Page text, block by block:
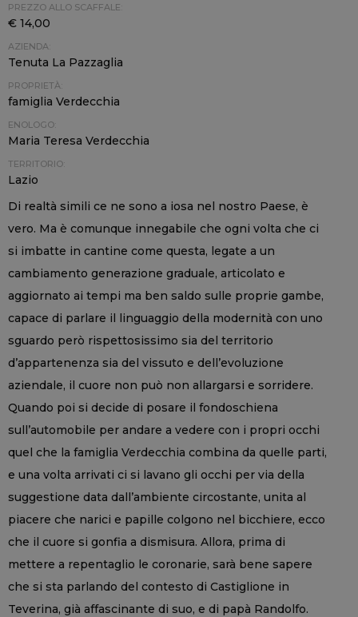
PREZZO ALLO SCAFFALE:
€ 14,00
AZIENDA:
Tenuta La Pazzaglia
PROPRIETÀ:
famiglia Verdecchia
ENOLOGO:
Maria Teresa Verdecchia
TERRITORIO:
Lazio
Di realtà simili ce ne sono a iosa nel nostro Paese, è
vero. Ma è comunque innegabile che ogni volta che ci
si imbatte in cantine come questa, legate a un
cambiamento generazione graduale, articolato e
aggiornato ai tempi ma ben saldo sulle proprie gambe,
capace di parlare il linguaggio della modernità con uno
sguardo però rispettosissimo sia del territorio
d’appartenenza sia del vissuto e dell’evoluzione
aziendale, il cuore non può non allargarsi e sorridere.
Quando poi si decide di posare il fondoschiena
sull’automobile per andare a vedere con i propri occhi
quel che la famiglia Verdecchia combina da quelle parti,
e una volta arrivati ci si lavano gli occhi per via della
suggestione data dall’ambiente circostante, unita al
piacere che narici e papille colgono nel bicchiere, ecco
che il cuore si gonfia a dismisura. Allora, prima di
mettere a repentaglio le coronarie, sarà bene sapere
che si sta parlando del contesto di Castiglione in
Teverina, già affascinante di suo, e di papà Randolfo.